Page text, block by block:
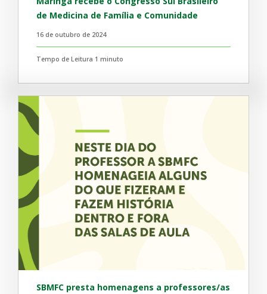
de Medicina de Família e Comunidade
16 de outubro de 2024
Tempo de Leitura 1 minuto
SBMFC presta homenagens a professores/as